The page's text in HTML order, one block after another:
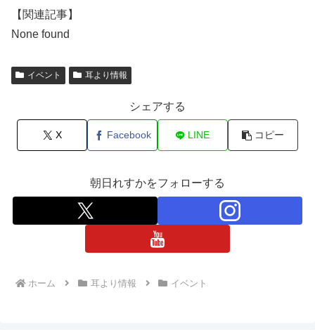
【関連記事】
None found
イベント 耳より情報
シェアする
X Facebook LINE コピー
朝日れすかをフォローする
ホーム 耳より情報 イベント